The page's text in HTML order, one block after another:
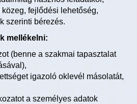
fejlődési lehetőség,
szerinti bérezés.
mellékelni:
(benne a szakmai tapasztalat
igazoló oklevél másolatát,
a személyes adatok